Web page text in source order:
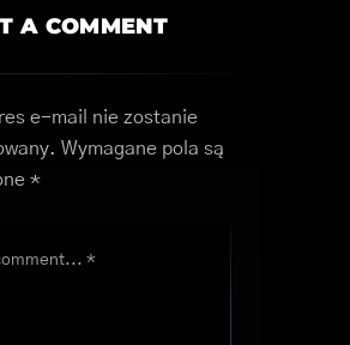
A COMMENT
e-mail nie zostanie
Wymagane pola są
*